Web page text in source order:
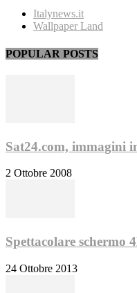
Italynews.it
Wallpaper Land
POPULAR POSTS
Sat24.com, immagini
2 Ottobre 2008
Spettacolare schermo
24 Ottobre 2013